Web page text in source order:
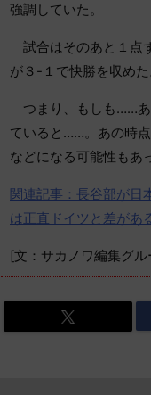
強調していた。
試合はそのあと１点
が３-１で快勝を収めた
つまり、もしも……あ
ていると……。あの時
などになる可能性もあ
関連記事：長谷部が日
は正直ドイツと差があ
[文：サカノワ編集グル